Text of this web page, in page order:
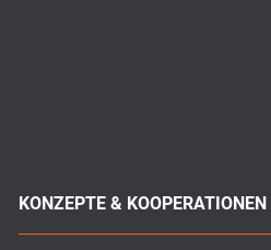
KONZEPTE & KOOPERATIONEN